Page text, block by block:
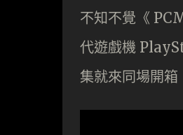
不知不覺《
代遊戲機
集就來同場開箱